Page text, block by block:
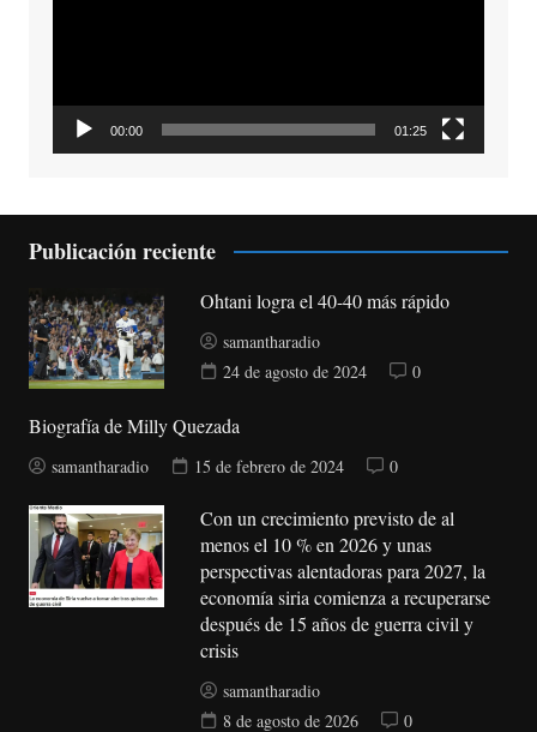
00:00 01:25
Publicación reciente
Ohtani logra el 40-40 más rápido
samantharadio
24 de agosto de 2024
0
Biografía de Milly Quezada
samantharadio 15 de febrero de 2024 0
Con un crecimiento previsto de al
menos el 10 % en 2026 y unas
perspectivas alentadoras para 2027, la
economía siria comienza a recuperarse
después de 15 años de guerra civil y
crisis
samantharadio
8 de agosto de 2026
0